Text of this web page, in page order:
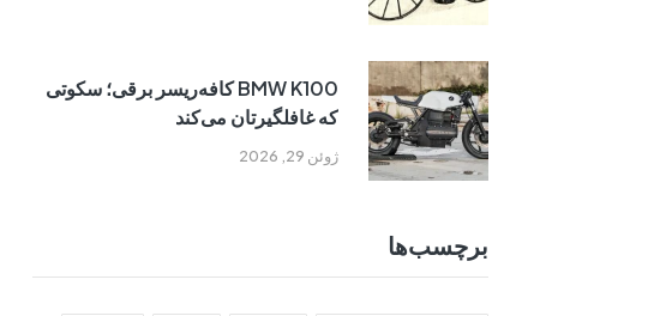
ژوئن 29, 2026
BMW K100 کافه‌ریسر برقی؛ سکوتی
که غافلگیرتان می‌کند
برچسب‌ها